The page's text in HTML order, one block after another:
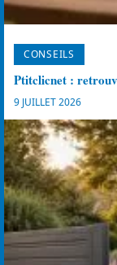
CONSEILS
Ptitclicnet :
9 JUILLET 2026